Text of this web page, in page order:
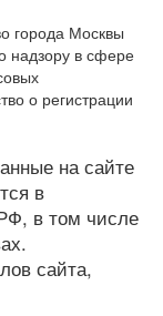
города Москвы
надзору в сфере
о регистрации
на сайте
в
в том числе
сайта,